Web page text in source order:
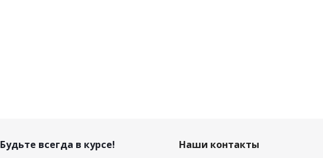
Будьте всегда в курсе! Наши контакты